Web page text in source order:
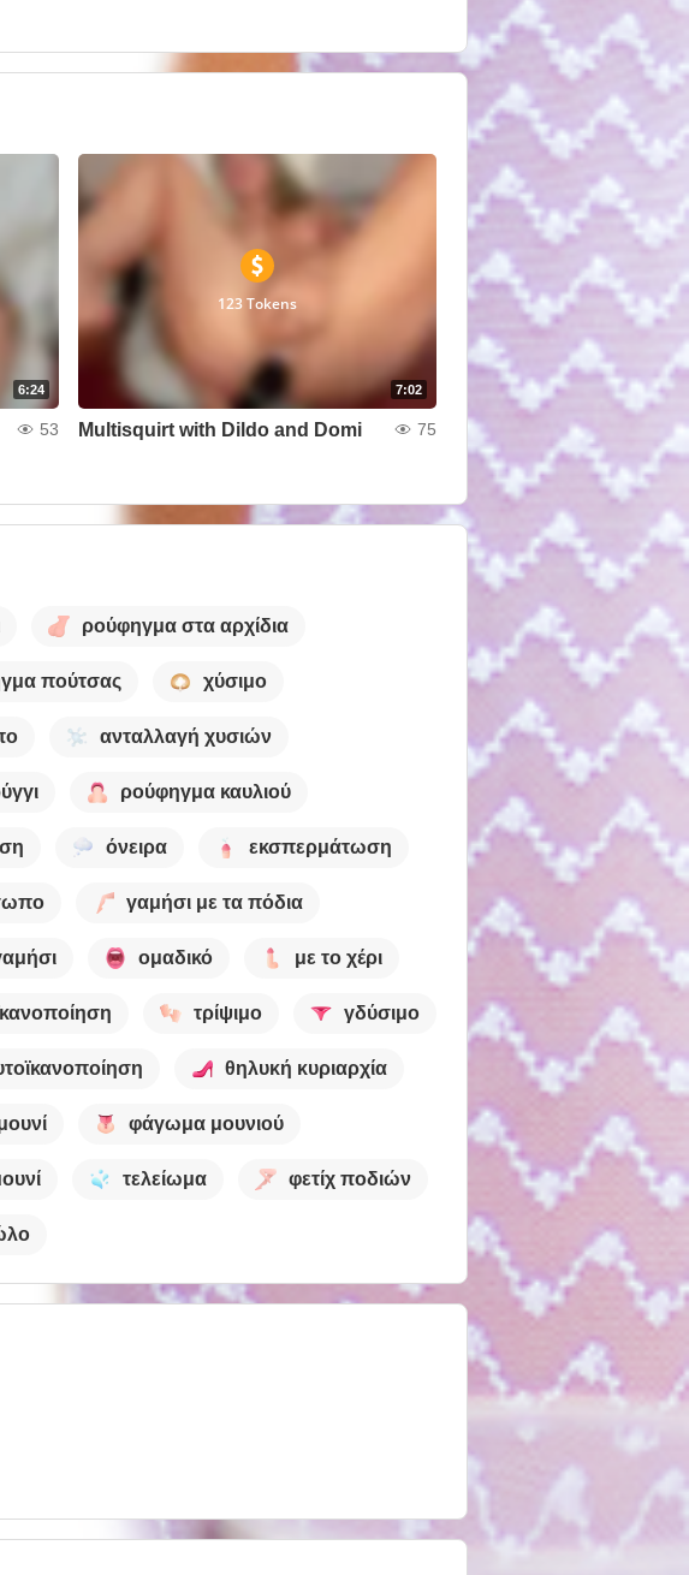
6:24
53
7:02
123 Tokens
Multisquirt with Dildo and Domi 75
ρούφηγμα στα αρχίδια
πούτσας χύσιμο
ανταλλαγή χυσιών
ρούφηγμα καυλιού
όνειρα εκσπερμάτωση
γαμήσι με τα πόδια
ομαδικό με το χέρι
τρίψιμο γδύσιμο
θηλυκή κυριαρχία
φάγωμα μουνιού
τελείωμα φετίχ ποδιών